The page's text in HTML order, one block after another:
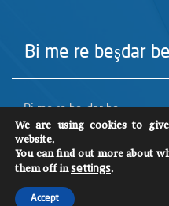
Bi me re beşdar be
Bi me re beşdar be
We are using cookies to
website.
You can find out more about
them off insettings.
Accept